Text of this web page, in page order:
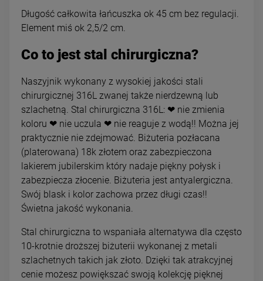
Długość całkowita łańcuszka ok 45 cm bez regulacji.
Element miś ok 2,5/2 cm.
Co to jest stal chirurgiczna?
Naszyjnik wykonany z wysokiej jakości stali
chirurgicznej 316L zwanej także nierdzewną lub
szlachetną. Stal chirurgiczna 316L: ❤ nie zmienia
koloru ❤ nie uczula ❤ nie reaguje z wodą!! Można jej
praktycznie nie zdejmować. Biżuteria pozłacana
(platerowana) 18k złotem oraz zabezpieczona
lakierem jubilerskim który nadaje piękny połysk i
zabezpiecza złocenie. Biżuteria jest antyalergiczna.
Swój blask i kolor zachowa przez długi czas!!
Świetna jakość wykonania.
Stal chirurgiczna to wspaniała alternatywa dla często
10-krotnie droższej biżuterii wykonanej z metali
szlachetnych takich jak złoto. Dzięki tak atrakcyjnej
cenie możesz powiększać swoją kolekcję pięknej